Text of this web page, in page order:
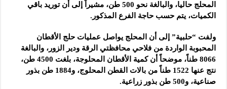
المحلج حاليا، والبالغة نحو 500 طن، مشيراً إلى أن توريد باقي
الكميات، يتم حسب حاجة الفرع المذكور.
ولفت “حلبية” إلى أن المحلج يواصل عمليات حلج الأقطان
المحبوبة الواردة من فلاحي محافظتي الرقة ودير الزور، والبالغة
8066 طناً، موضحاً أن كمية الأقطان المحلوجة، بلغت 4500 طن،
نتج عنها 1522 طناً من بالات القطن المحلوج، و1884 طن بذور
صناعية، و500 طن بذور زراعية.